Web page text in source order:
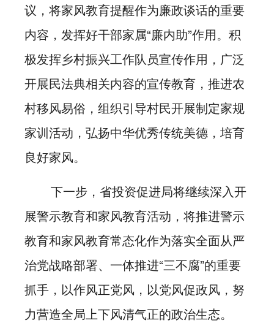
议，将家风教育提醒作为廉政谈话的重要
内容，发挥好干部家属“廉内助”作用。积
极发挥乡村振兴工作队员宣传作用，广泛
开展民法典相关内容的宣传教育，推进农
村移风易俗，组织引导村民开展制定家规
家训活动，弘扬中华优秀传统美德，培育
良好家风。
下一步，省投资促进局将继续深入开
展警示教育和家风教育活动，将推进警示
教育和家风教育常态化作为落实全面从严
治党战略部署、一体推进“三不腐”的重要
抓手，以作风正党风，以党风促政风，努
力营造全局上下风清气正的政治生态。